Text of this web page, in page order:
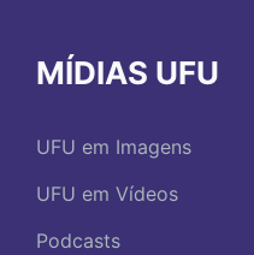
MÍDIAS UFU
UFU em Imagens
UFU em Vídeos
Podcasts